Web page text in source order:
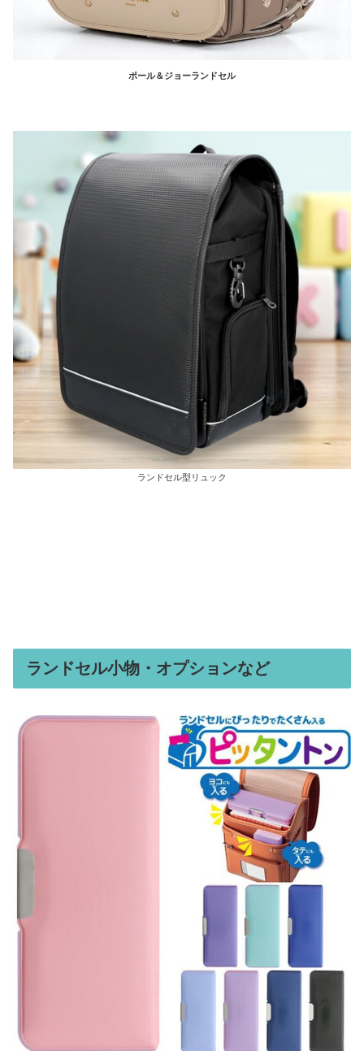
ポール＆ジョーランドセル
ランドセル型リュック
ランドセル小物・オプションなど